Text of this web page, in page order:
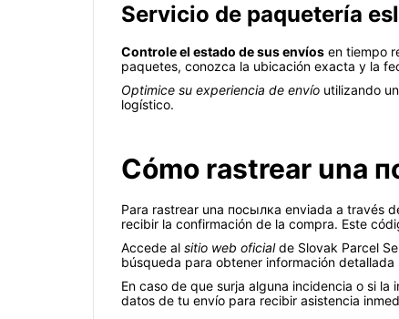
Servicio de paquetería
Controle el estado de sus envíos en tiempo
paquetes, conozca la ubicación exacta y la
Optimice su experiencia de envío utilizando
logístico.
Cómo rastrear una
Para rastrear una посылка enviada a través
recibir la confirmación de la compra. Este
Accede al sitio web oficialde Slovak Parcel
búsqueda para obtener información
En caso de que surja alguna incidencia o si
datos de tu envío para recibir asistencia